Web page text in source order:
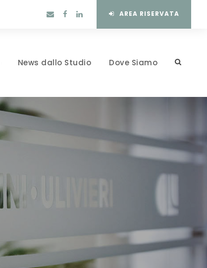
AREA RISERVATA
News dallo Studio Dove Siamo